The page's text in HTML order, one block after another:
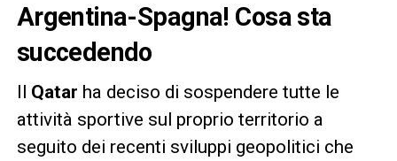
Argentina-Spagna! Cosa sta
succedendo
Il Qatar ha deciso di sospendere tutte le
attività sportive sul proprio territorio a
seguito dei recenti sviluppi geopolitici che